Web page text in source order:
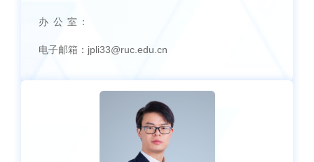
办 公 室：
电子邮箱： jpli33@ruc.edu.cn